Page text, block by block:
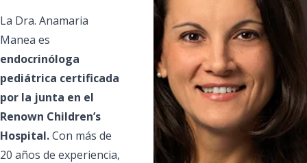
La Dra. Anamaria
Manea es
endocrinóloga
pediátrica certificada
por la junta en el
Renown Children’s
Hospital.Con más de
20 años de experiencia,